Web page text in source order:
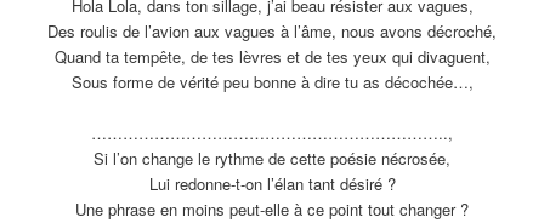
Hola Lola, dans ton sillage, j’ai beau résister aux vagues,
Des roulis de l’avion aux vagues à l’âme, nous avons décroché,
Quand ta tempête, de tes lèvres et de tes yeux qui divaguent,
Sous forme de vérité peu bonne à dire tu as décochée…,
…………………………………………………………..,
Si l’on change le rythme de cette poésie nécrosée,
Lui redonne-t-on l’élan tant désiré ?
Une phrase en moins peut-elle à ce point tout changer ?